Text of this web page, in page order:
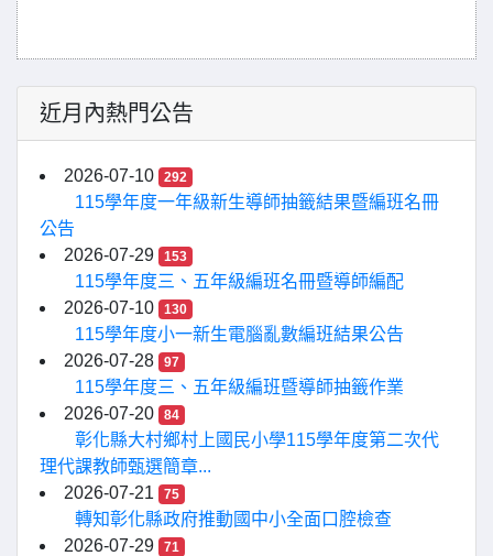
近月內熱門公告
2026-07-10 292
115學年度一年級新生導師抽籤結果暨編班名冊
公告
2026-07-29
153
115學年度三、五年級編班名冊暨導師編配
2026-07-10
130
115學年度小一新生電腦亂數編班結果公告
2026-07-28
97
115學年度三、五年級編班暨導師抽籤作業
2026-07-20
84
彰化縣大村鄉村上國民小學115學年度第二次代
理代課教師甄選簡章...
2026-07-21
75
轉知彰化縣政府推動國中小全面口腔檢查
2026-07-29
71